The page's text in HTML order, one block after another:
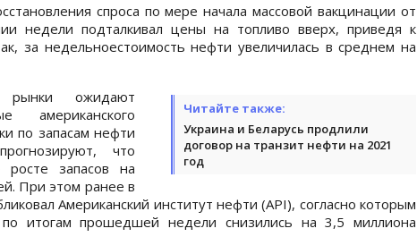
спроса по мере начала массовой вакцинации от
недели подталкивал цены на топливо вверх, приведя к
за недельноестоимость нефти увеличилась в среднем на
Читайте также:
Украина и Беларусь продлили
договор на транзит нефти на 2021
год
ожидают
американского
по запасам нефти
что
запасов на
При этом ранее в
Американский институт нефти (API), согласно которым
итогам прошедшей недели снизились на 3,5 миллиона